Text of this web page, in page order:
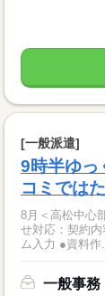
[一般派遣]
9時半ゆ
コミでは
8月＜高松中心
せ対応：契約
ム入力 ●資料作
一般事務